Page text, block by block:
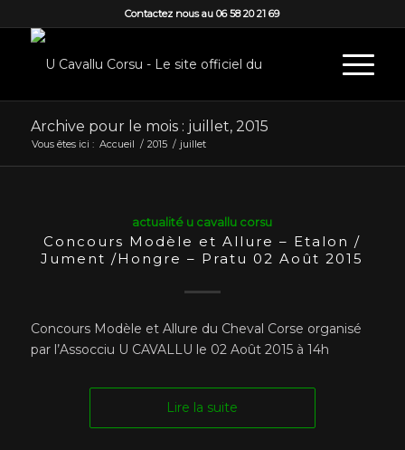
Contactez nous au 06 58 20 21 69
Archive pour le mois : juillet, 2015
Vous êtes ici : Accueil / 2015 / juillet
actualité u cavallu corsu
Concours Modèle et Allure – Etalon /
Jument /Hongre – Pratu 02 Août 2015
Concours Modèle et Allure du Cheval Corse organisé
par l’Assocciu U CAVALLU le 02 Août 2015 à 14h
Lire la suite